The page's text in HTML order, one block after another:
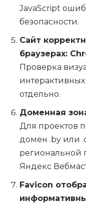
JavaScript
безопасности.
Сайт
браузерах:
Проверка
отдельно.
Доменная
Для проектов
домен .by или
региональной
Яндекс
Favicon